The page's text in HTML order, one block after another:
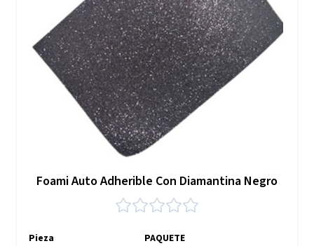
Foami Auto Adherible Con Diamantina Negro
Pieza
PAQUETE